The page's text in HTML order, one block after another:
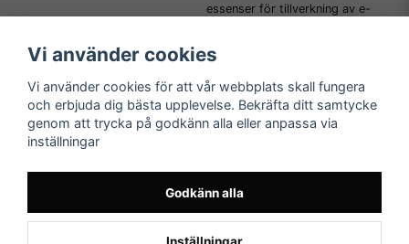
essenser för tillverkning av e-
Kundtjänst
Tveka inte att kontakta oss på
order@e-liquids.se om du har
några frågor, funderingar eller
önskemål om produkter!
Läs mer
FAQ
Vi använder cookies
Vi använder cookies för att vår webbplats skall fungera
och erbjuda dig bästa upplevelse. Bekräfta ditt samtycke
genom att trycka på godkänn alla eller anpassa via
inställningar
Godkänn alla